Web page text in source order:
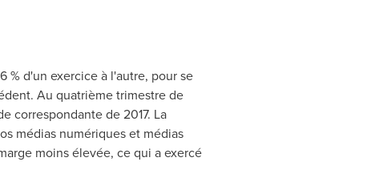
% d'un exercice à l'autre, pour se
Au quatrième trimestre de
correspondante de 2017. La
médias numériques et médias
moins élevée, ce qui a exercé